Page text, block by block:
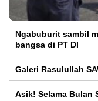
Ngabuburit sambil
bangsa di PT DI
Galeri Rasulullah
Asik! Selama Bulan